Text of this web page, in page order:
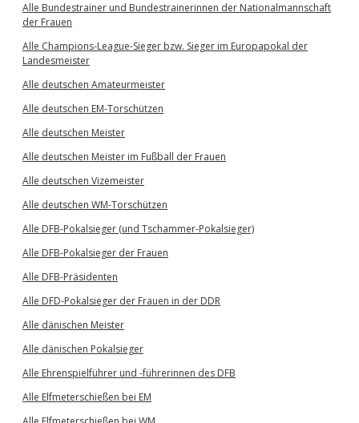
Alle Bundestrainer und Bundestrainerinnen der Nationalmannschaft
der Frauen
Alle Champions-League-Sieger bzw. Sieger im Europapokal der
Landesmeister
Alle deutschen Amateurmeister
Alle deutschen EM-Torschützen
Alle deutschen Meister
Alle deutschen Meister im Fußball der Frauen
Alle deutschen Vizemeister
Alle deutschen WM-Torschützen
Alle DFB-Pokalsieger (und Tschammer-Pokalsieger)
Alle DFB-Pokalsieger der Frauen
Alle DFB-Präsidenten
Alle DFD-Pokalsieger der Frauen in der DDR
Alle dänischen Meister
Alle dänischen Pokalsieger
Alle Ehrenspielführer und -führerinnen des DFB
Alle Elfmeterschießen bei EM